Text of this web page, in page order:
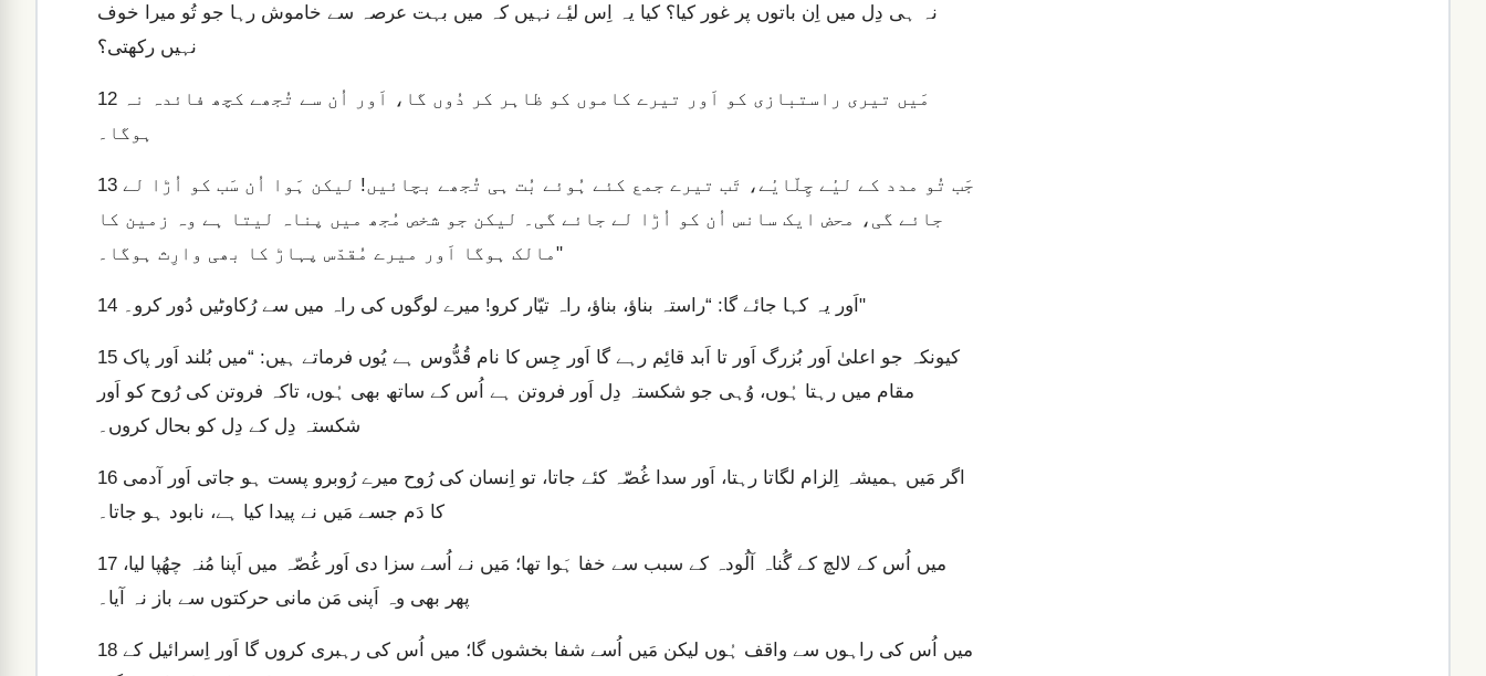
نہ ہی دِل میں اِن باتوں پر غور کیا؟ کیا یہ اِس لیٔے نہیں کہ میں بہت عرصہ سے خاموش رہا جو تُو میرا خوف
نہیں رکھتی؟
12
ہوگا۔
13
جائے گی، محض ایک سانس اُن کو اُڑا لے جائے گی۔ لیکن جو شخص مُجھ میں پناہ لیتا ہے وہ زمین کا
مالک ہوگا اَور میرے مُقدّس پہاڑ کا بھی وارِث ہوگا۔"
14 اَور یہ کہا جائے گا: “راستہ بناؤ، بناؤ، راہ تیّار کرو! میرے لوگوں کی راہ میں سے رُکاوٹیں دُور کرو۔"
15
مقام میں رہتا ہُوں، وُہی جو شکستہ دِل اَور فروتن ہے اُس کے ساتھ بھی ہُوں، تاکہ فروتن کی رُوح کو اَور
شکستہ دِل کے دِل کو بحال کروں۔
16
کا دَم جسے مَیں نے پیدا کیا ہے، نابود ہو جاتا۔
17
پھر بھی وہ اَپنی مَن مانی حرکتوں سے باز نہ آیا۔
18